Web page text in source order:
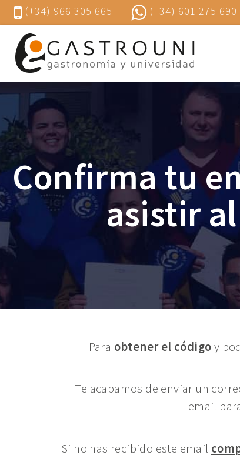
(+34) 966 305 665 (+34) 601 275 690
Confirma tu
asistir
Para obtener el códigoy
Te acabamos de enviar un
email
Si no has recibido este email